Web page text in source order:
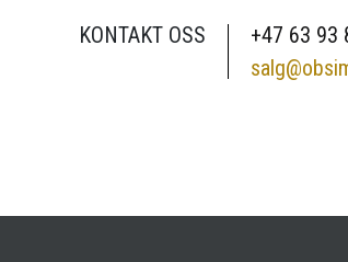
KONTAKT OSS
+47 63 93